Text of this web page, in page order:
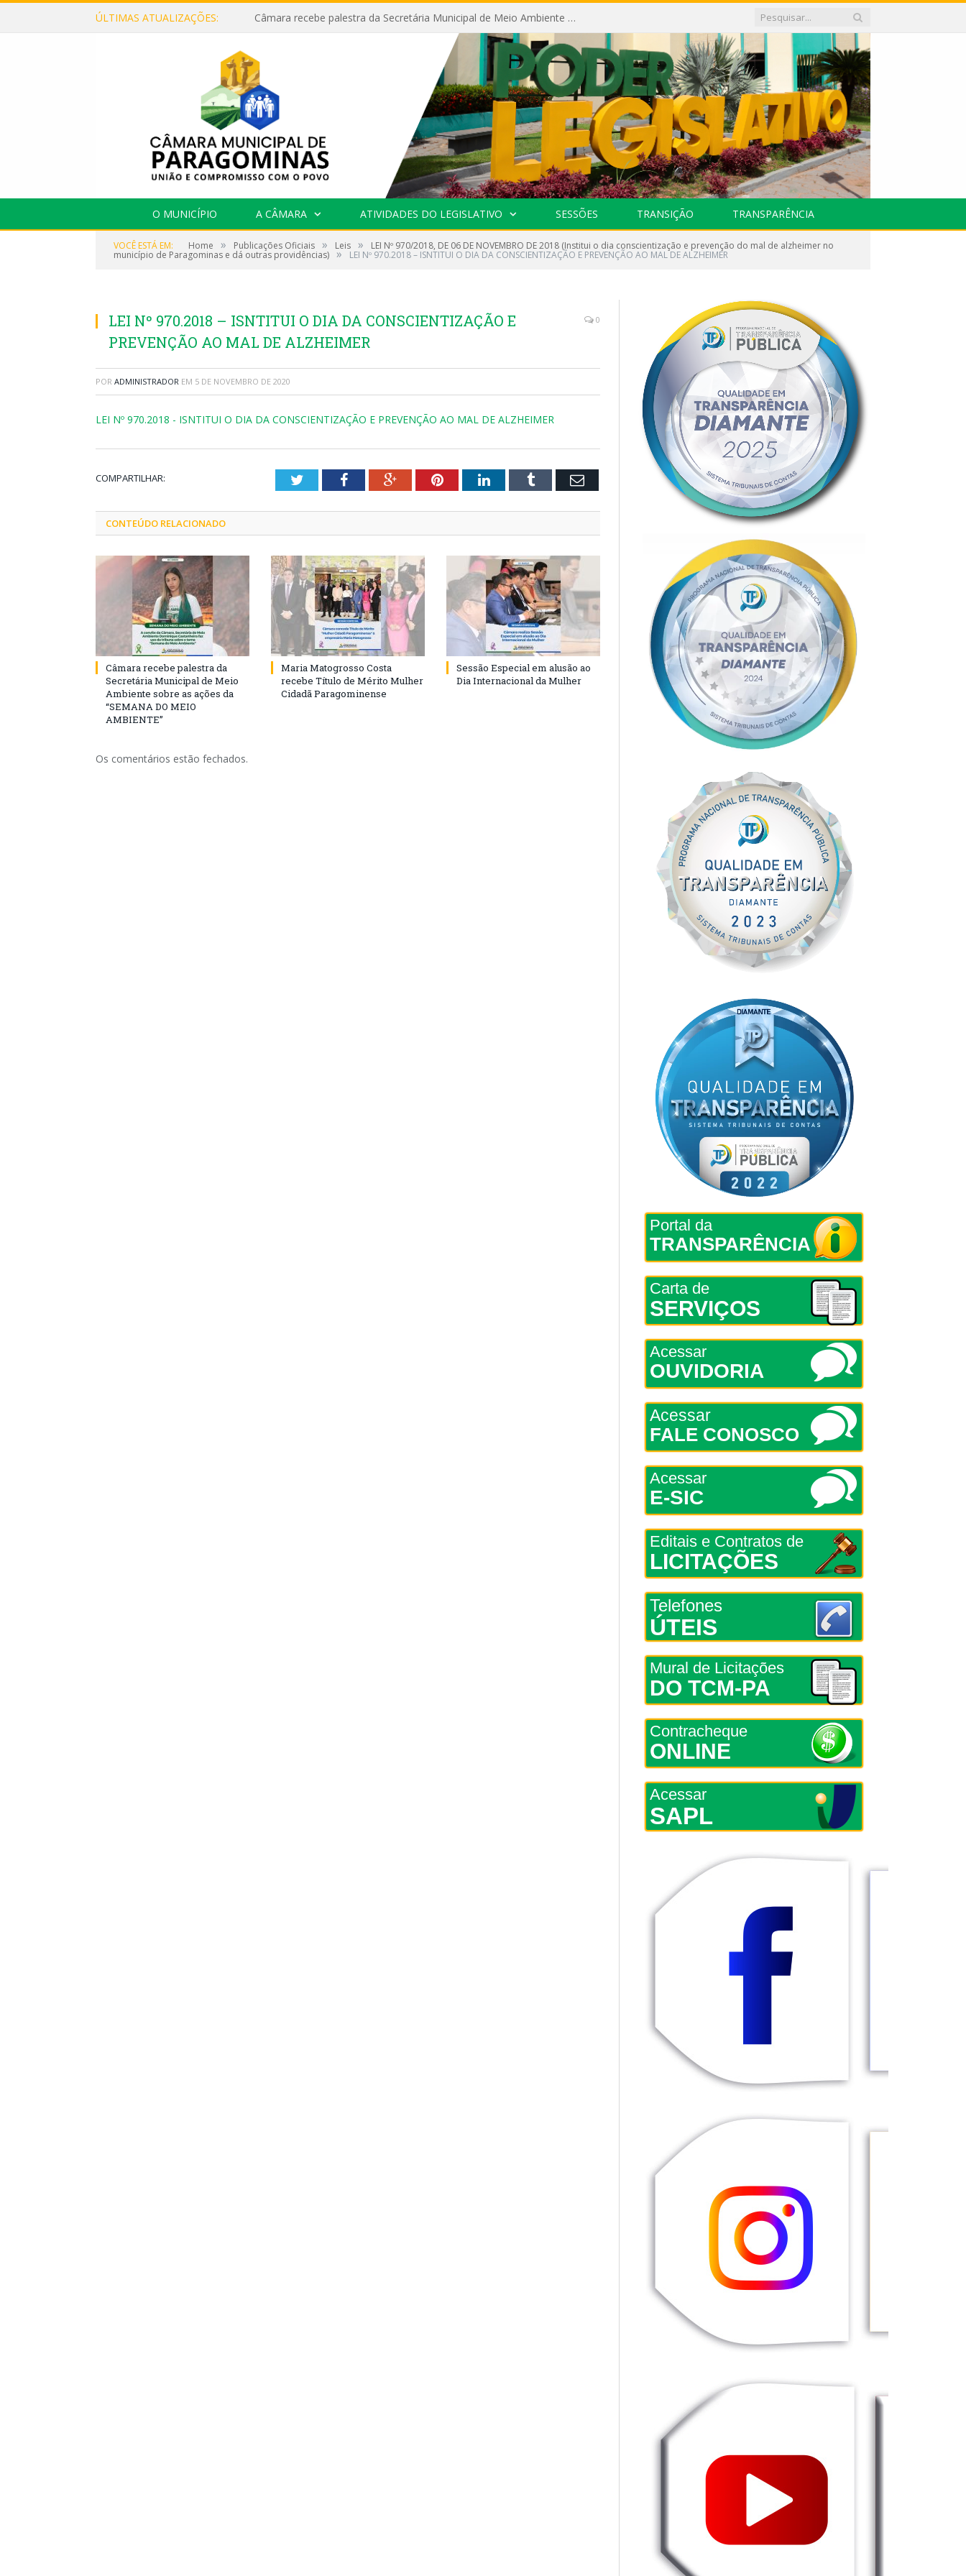
ÚLTIMAS ATUALIZAÇÕES: Câmara recebe palestra da Secretária Municipal de Meio Ambiente sobre as ações da “SEMANA DO MEIO AMBIENTE”
O MUNICÍPIO A CÂMARA ATIVIDADES DO LEGISLATIVO SESSÕES TRANSIÇÃO TRANSPARÊNCIA
VOCÊ ESTÁ EM: Home » Publicações Oficiais » Leis » LEI Nº 970/2018, DE 06 DE NOVEMBRO DE 2018 (Institui o dia conscientização e prevenção do mal de alzheimer no
município de Paragominas e dá outras providências) » LEI Nº 970.2018 – ISNTITUI O DIA DA CONSCIENTIZAÇÃO E PREVENÇÃO AO MAL DE ALZHEIMER
LEI Nº 970.2018 – ISNTITUI O DIA DA CONSCIENTIZAÇÃO E
PREVENÇÃO AO MAL DE ALZHEIMER
0
POR ADMINISTRADOR EM 5 DE NOVEMBRO DE 2020
LEI Nº 970.2018 - ISNTITUI O DIA DA CONSCIENTIZAÇÃO E PREVENÇÃO AO MAL DE ALZHEIMER
COMPARTILHAR: TwitterFacebookGoogle+PinterestLinkedInTumblr Email
CONTEÚDO RELACIONADO
Câmara recebe palestra da
Secretária Municipal de Meio
Ambiente sobre as ações da
“SEMANA DO MEIO
AMBIENTE”
Maria Matogrosso Costa
recebe Título de Mérito Mulher
Cidadã Paragominense
Sessão Especial em alusão ao
Dia Internacional da Mulher
Os comentários estão fechados.
Portal da
TRANSPARÊNCIA
Carta de
SERVIÇOS
Acessar
OUVIDORIA
Acessar
FALE CONOSCO
Acessar
E-SIC
Editais e Contratos de
LICITAÇÕES
Telefones
ÚTEIS
Mural de Licitações
DO TCM-PA
Contracheque
ONLINE
Acessar
SAPL